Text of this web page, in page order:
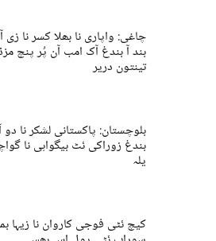
چاغی: واپاری نا بھلا کسر نا زی
بند آ بندغ آک امب آن پُر پنچ
تینتون دریر
بلوچستان: پاکستانی لشکر نا
بندغ زوراکی ئٹ بیگواہی نا
یلہ
کیچ ئٹی فوجی کاروان نا زیہا